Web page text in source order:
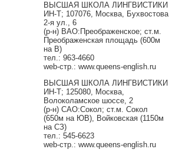
ВЫСШАЯ ШКОЛА ЛИНГВИСТИКИ
ИН-Т; 107076, Москва, Бухвостова
2-я ул., 6
(р-н) ВАО:Преображенское; ст.м.
Преображенская площадь (600м
на В)
тел.: 963-4660
web-стр.: www.queens-english.ru
ВЫСШАЯ ШКОЛА ЛИНГВИСТИКИ
ИН-Т; 125080, Москва,
Волоколамское шоссе, 2
(р-н) САО:Сокол; ст.м. Сокол
(650м на ЮВ), Войковская (1150м
на СЗ)
тел.: 545-6623
web-стр.: www.queens-english.ru